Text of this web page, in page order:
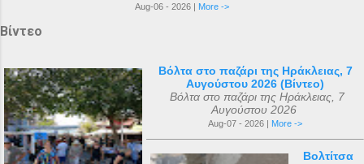
Aug-06 - 2026 | More ->
Βίντεο
Βόλτα στο παζάρι της Ηράκλειας, 7
Αυγούστου 2026 (Βίντεο)
Βόλτα στο παζάρι της Ηράκλειας, 7
Αυγούστου 2026
Aug-07 - 2026 | More ->
Βολτίτσα